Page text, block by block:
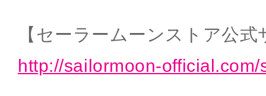
【セーラームーンストア公式
http://sailormoon-official.com/